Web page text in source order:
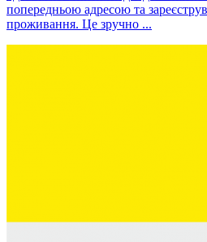
попередньою адресою та
проживання. Це зручно ...